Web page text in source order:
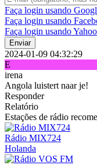
Faça login usando
Faça login usando
Faça login usando Yahoo
Enviar
2024-01-09 04:32:29
E
irena
Angola luistert naar je!
Responder
Relatório
Estações de rádio
Rádio MIX724
Holanda